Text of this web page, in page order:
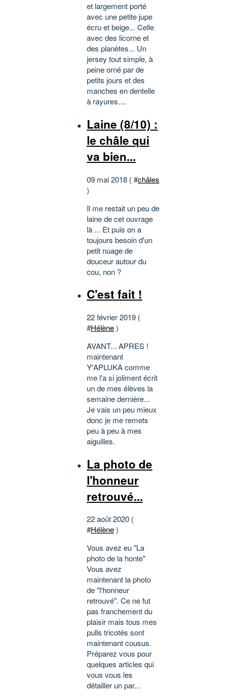
et largement porté
avec une petite jupe
écru et beige... Celle
avec des licorne et
des planètes... Un
jersey tout simple, à
peine orné par de
petits jours et des
manches en dentelle
à rayures....
Laine (8/10) :
le châle qui
va bien...
09 mai 2018 ( #châles
)
Il me restait un peu de
laine de cet ouvrage
là ... Et puis on a
toujours besoin d'un
petit nuage de
douceur autour du
cou, non ?
C'est fait !
22 février 2019 (
#Hélène)
AVANT... APRES !
maintenant
Y'APLUKA comme
me l'a si joliment écrit
un de mes élèves la
semaine dernière...
Je vais un peu mieux
donc je me remets
peu à peu à mes
aiguilles.
La photo de
l'honneur
retrouvé...
22 août 2020 (
#Hélène)
Vous avez eu "La
photo de la honte"
Vous avez
maintenant la photo
de "l'honneur
retrouvé". Ce ne fut
pas franchement du
plaisir mais tous mes
pulls tricotés sont
maintenant cousus.
Préparez vous pour
quelques articles qui
vous vous les
détailler un par...